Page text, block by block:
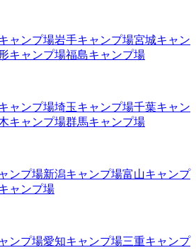
ャンプ場岩手キャンプ場宮城キャン
キャンプ場福島キャンプ場
ャンプ場埼玉キャンプ場千葉キャン
キャンプ場群馬キャンプ場
ンプ場新潟キャンプ場富山キャンプ
ャンプ場
ンプ場愛知キャンプ場三重キャンプ